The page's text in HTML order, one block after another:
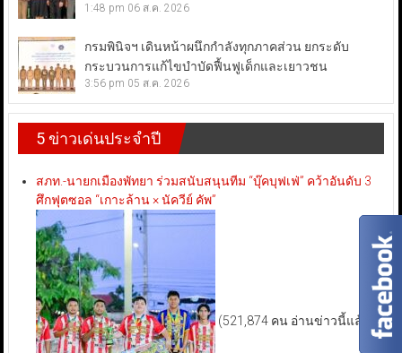
1:48 pm 06 ส.ค. 2026
กรมพินิจฯ เดินหน้าผนึกกำลังทุกภาคส่วน ยกระดับ
กระบวนการแก้ไขบำบัดฟื้นฟูเด็กและเยาวชน
3:56 pm 05 ส.ค. 2026
5 ข่าวเด่นประจำปี
สภท.-นายกเมืองพัทยา ร่วมสนับสนุนทีม “บุ๊คบุฟเฟ่” คว้าอันดับ 3
ศึกฟุตซอล “เกาะล้าน × นัควีย์ คัพ”
(521,874 คน อ่านข่าวนี้แล้ว)